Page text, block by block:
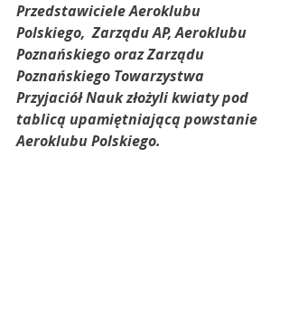
Przedstawiciele Aeroklubu
Polskiego,  Zarządu AP, Aeroklubu
Poznańskiego oraz Zarządu
Poznańskiego Towarzystwa
Przyjaciół Nauk złożyli kwiaty pod
tablicą upamiętniającą powstanie
Aeroklubu Polskiego.